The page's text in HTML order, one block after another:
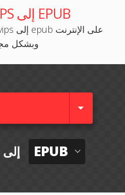
محول VIPS إلى EPUB
وبشكل
إلى EPUB